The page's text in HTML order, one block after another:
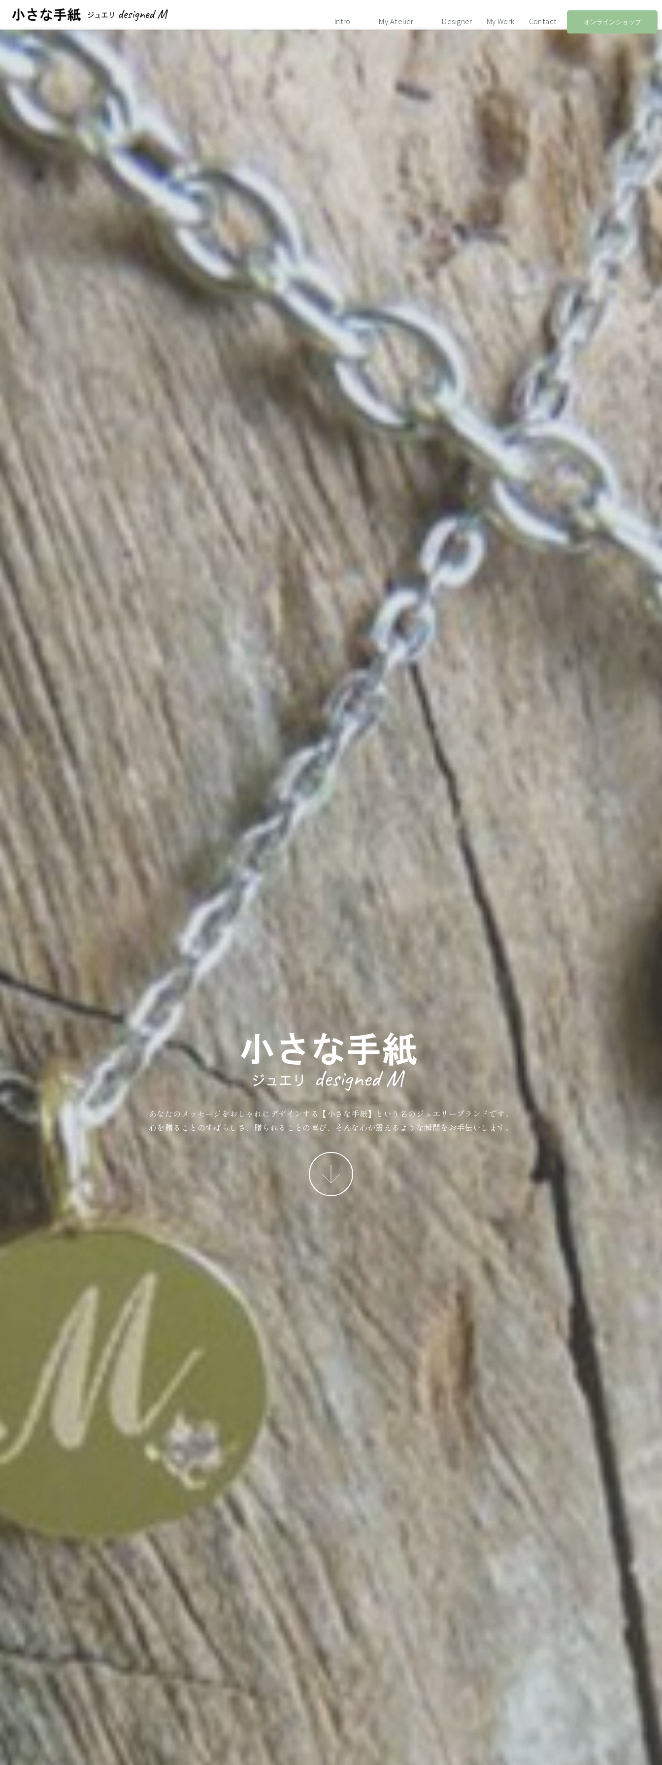
Intro My Atelier Designer My Work Contact オンラインショップ
あなたのメッセージをおしゃれにデザインする【小さな手紙】という名のジュエリーブランドです。
心を贈ることのすばらしさ、贈られることの喜び、そんな心が震えるような瞬間をお手伝いします。
More